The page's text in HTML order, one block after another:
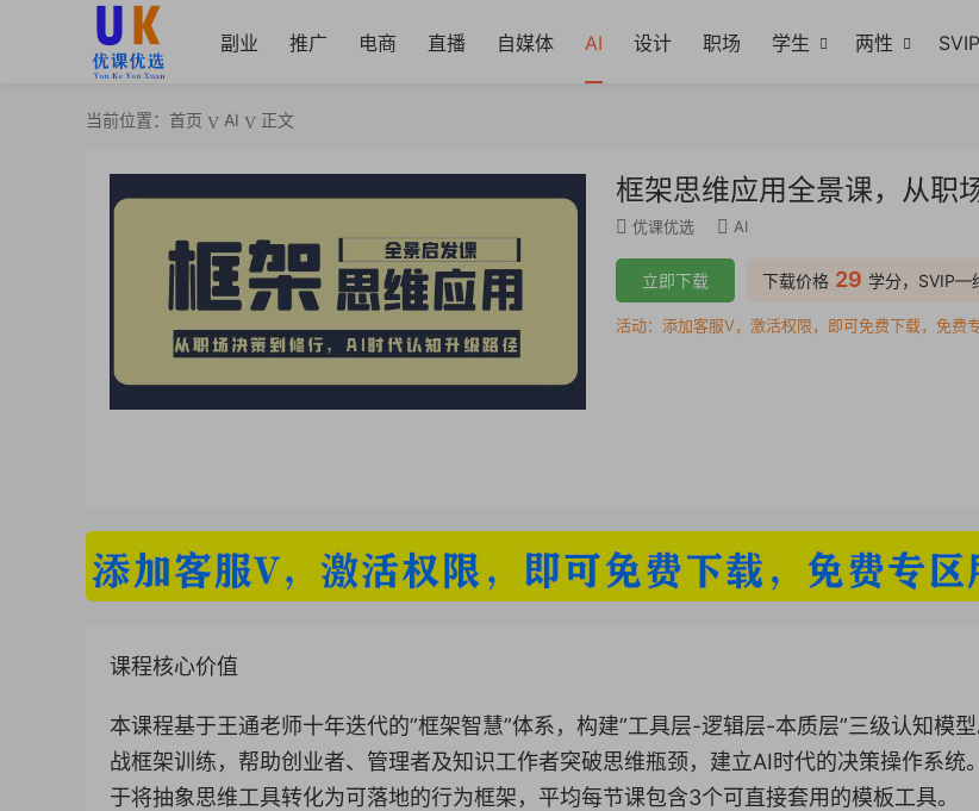
副业 推广 电商 直播 自媒体 AI 设计 职场 学生 两性
当前位置： 首页 AI 正文
框架思维应用全景课，从职
优课优选 AI
下载价格 29 学分，SVIP—
立即下载
活动：添加客服V，激活权限，即可免费下载，免费
课程核心价值
本课程基于王通老师十年迭代的”框架智慧”体系，构建”工具层-逻辑层-本质层”三级认知模
战框架训练，帮助创业者、管理者及知识工作者突破思维瓶颈，建立AI时代的决策操作系统
于将抽象思维工具转化为可落地的行为框架，平均每节课包含3个可直接套用的模板工具。